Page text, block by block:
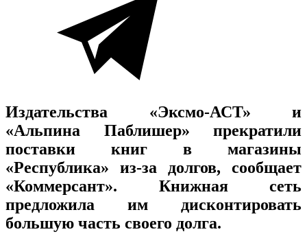
Издательства «Эксмо-АСТ» и
«Альпина Паблишер» прекратили
поставки книг в магазины
«Республика» из-за долгов, сообщает
«Коммерсант». Книжная сеть
предложила им дисконтировать
большую часть своего долга.